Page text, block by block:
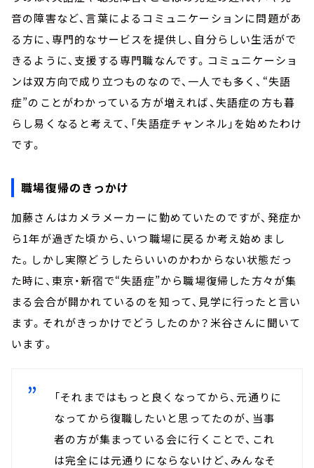
音の障害など、言葉によるコミュニケーションに問題があ
る方に、専門的なサービスを提供し、自分らしい生活がで
きるように、支援する専門職なんです。コミュニケーショ
ンは双方向で成り立つものなので、一人でも多く、“失語
症”のことがわかっている方が増えれば、失語症の方も暮
らし易くなると考えて、「失語症チャンネル」を始めたわけ
です。
職場復帰のきっかけ
加藤さんはカメラメーカーに勤めていたのですが、発症か
ら1年が過ぎた頃から、いつ職場に戻るか考え始めまし
た。しかし実際どうしたらいいのかわからない状態だっ
た時に、東京・新宿で“失語症”から職場復帰した方々が集
まる会合が開かれているのを知って、見学に行ったと言い
ます。それがきっかけでどうしたのか？米谷さんに聞いて
います。
「それまではもっと良くなってから、元通りに
なってから復職したいと思ってたのが、当事
者の方が集まっている会に行くことで、これ
は完全には元通りにならないけど、みんなそ